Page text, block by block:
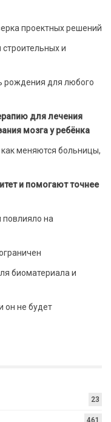
проектных решений
и
рождения для любого
для лечения
мозга у ребёнка
меняются больницы,
и помогают точнее
повлияло на
биоматериала и
он не будет
23